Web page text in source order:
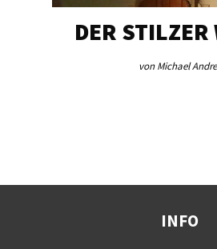
DER
von Michael
INFO